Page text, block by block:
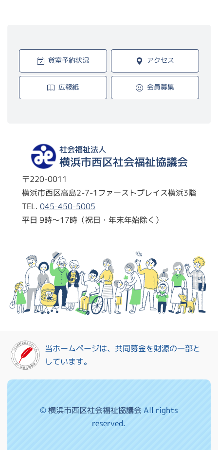
貸室予約状況 アクセス
広報紙 会員募集
社会福祉法人
横浜市西区社会福祉協議会
〒220-0011
横浜市西区高島2-7-1ファーストプレイス横浜3階
TEL. 045-450-5005
平日 9時～17時（祝日・年末年始除く）
当ホームページは、共同募金を財源の一部と
しています。
©横浜市西区社会福祉協議会All rights
reserved.